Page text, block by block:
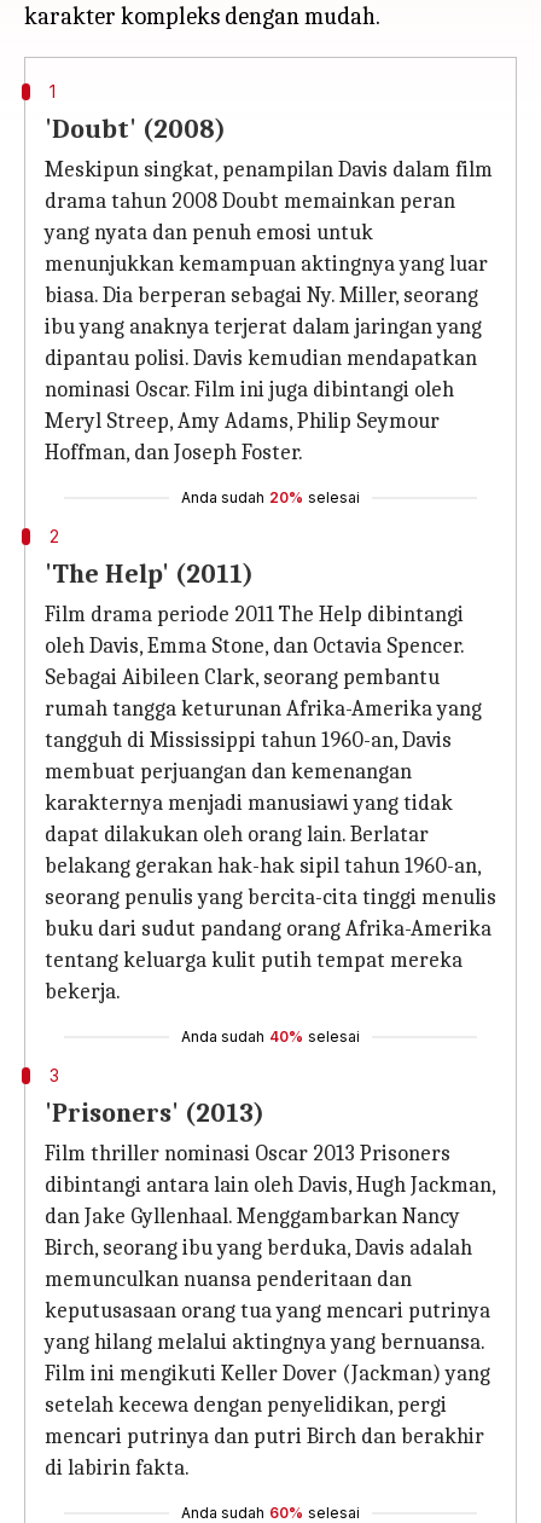
1
'Doubt' (2008)
Meskipun singkat, penampilan Davis dalam film
drama tahun 2008 Doubt memainkan peran
yang nyata dan penuh emosi untuk
menunjukkan kemampuan aktingnya yang luar
biasa. Dia berperan sebagai Ny. Miller, seorang
ibu yang anaknya terjerat dalam jaringan yang
dipantau polisi. Davis kemudian mendapatkan
nominasi Oscar. Film ini juga dibintangi oleh
Meryl Streep, Amy Adams, Philip Seymour
Hoffman, dan Joseph Foster.
Anda sudah 20% selesai
2
'The Help' (2011)
Film drama periode 2011 The Help dibintangi
oleh Davis, Emma Stone, dan Octavia Spencer.
Sebagai Aibileen Clark, seorang pembantu
rumah tangga keturunan Afrika-Amerika yang
tangguh di Mississippi tahun 1960-an, Davis
membuat perjuangan dan kemenangan
karakternya menjadi manusiawi yang tidak
dapat dilakukan oleh orang lain. Berlatar
belakang gerakan hak-hak sipil tahun 1960-an,
seorang penulis yang bercita-cita tinggi menulis
buku dari sudut pandang orang Afrika-Amerika
tentang keluarga kulit putih tempat mereka
bekerja.
Anda sudah 40% selesai
3
'Prisoners' (2013)
Film thriller nominasi Oscar 2013 Prisoners
dibintangi antara lain oleh Davis, Hugh Jackman,
dan Jake Gyllenhaal. Menggambarkan Nancy
Birch, seorang ibu yang berduka, Davis adalah
memunculkan nuansa penderitaan dan
keputusasaan orang tua yang mencari putrinya
yang hilang melalui aktingnya yang bernuansa.
Film ini mengikuti Keller Dover (Jackman) yang
setelah kecewa dengan penyelidikan, pergi
mencari putrinya dan putri Birch dan berakhir
di labirin fakta.
Anda sudah 60% selesai